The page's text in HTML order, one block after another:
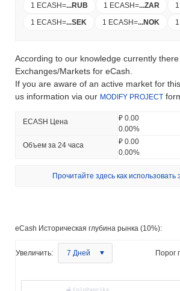
1 ECASH=...RUB 1 ECASH=...ZAR
1 ECASH=...SEK 1 ECASH=...NOK
According to our knowledge currently
Exchanges/Markets for eCash.
If you are aware of an active market for
us information via our MODIFY PROJECT
ECASH Цена
₽ 0.00
0.00%
Объем за 24 часа
₽ 0.00
0.00%
Прочитайте здесь как использовать
eCash Историческая глубина рынка (10%):
Увеличить: 7 Дней Порог